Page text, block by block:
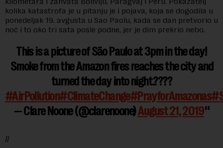
kolika katastrofa je u pitanju je i pojava, koja se dogodila u
ponedeljak 19. avgusta u Sao Paolu, kada se dan pretvorio u
noć i to oko tri sata posle podne, jer je dim prekrio nebo.
This is a picture of São Paulo at 3pm in the day!
Smoke from the Amazon fires reaches the city and
turned the day into night.????
#AirPollution#ClimateChange#PrayforAmazonas
— Clare Noone (@clarenoone)August 21, 2019
//